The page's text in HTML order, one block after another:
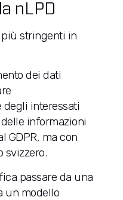
nLPD
stringenti in
dei dati
interessati
informazioni
GDPR, ma con
svizzero.
passare da una
un modello